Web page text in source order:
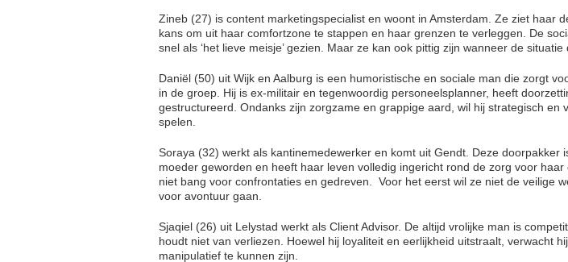
Zineb (27) is content marketingspecialist en woont in Amsterdam. Ze ziet haar
kans om uit haar comfortzone te stappen en haar grenzen te verleggen. De
snel als ‘het lieve meisje’ gezien. Maar ze kan ook pittig zijn wanneer de
Daniël (50) uit Wijk en Aalburg is een humoristische en sociale man die zorgt
in de groep. Hij is ex-militair en tegenwoordig personeelsplanner, heeft
gestructureerd. Ondanks zijn zorgzame en grappige aard, wil hij strategisch en
spelen.
Soraya (32) werkt als kantinemedewerker en komt uit Gendt. Deze doorpakker
moeder geworden en heeft haar leven volledig ingericht rond de zorg voor haar
niet bang voor confrontaties en gedreven. Voor het eerst wil ze niet de veilige
voor avontuur gaan.
Sjaqiel (26) uit Lelystad werkt als Client Advisor. De altijd vrolijke man is
houdt niet van verliezen. Hoewel hij loyaliteit en eerlijkheid uitstraalt, verwacht
manipulatief te kunnen zijn.